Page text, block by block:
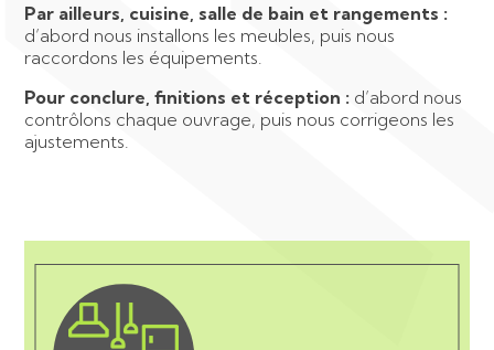
Par ailleurs, cuisine, salle de bain et rangements :
d’abord nous installons les meubles, puis nous
raccordons les équipements.
Pour conclure, finitions et réception : d’abord nous
contrôlons chaque ouvrage, puis nous corrigeons les
ajustements.